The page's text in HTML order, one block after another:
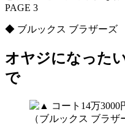
PAGE 3
◆ ブルックス ブラザーズ
オヤジになった
で